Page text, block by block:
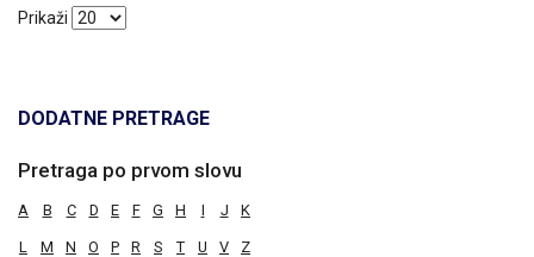
Prikaži
DODATNE PRETRAGE
Pretraga po prvom slovu
A B C D E F G H I J K
L M N O P R S T U V Z